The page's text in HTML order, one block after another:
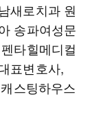
새로치과 원
송파여성문
타힐메디컬
표변호사,
스팅하우스